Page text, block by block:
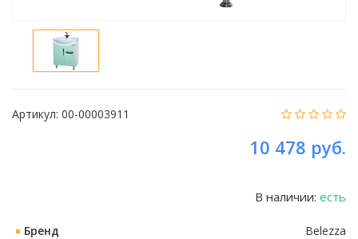
Артикул: 00-00003911
10 478 руб.
В наличии: есть
Бренд
Belezza